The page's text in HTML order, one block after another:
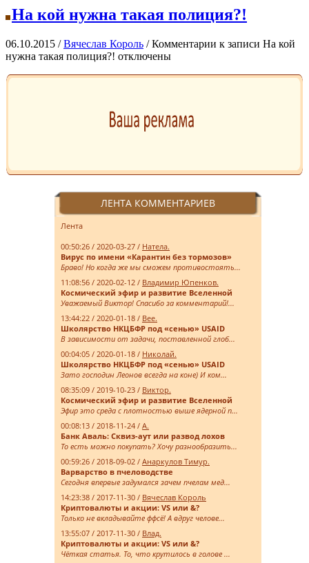
На кой нужна такая полиция?!
06.10.2015 /Вячеслав Король /Комментарии к записи На кой
нужна такая полиция?! отключены
ЛЕНТА КОММЕНТАРИЕВ
Лента
00:50:26 / 2020-03-27 / Натела.
Вирус по имени «Карантин без тормозов»
Браво! Но когда же мы сможем противостоять...
11:08:56 / 2020-02-12 / Владимир Юпенков.
Космический эфир и развитие Вселенной
Уважаемый Виктор! Спасибо за комментарий!...
13:44:22 / 2020-01-18 / Bee.
Школярство НКЦБФР под «сенью» USAID
В зависимости от задачи, поставленной глоб...
00:04:05 / 2020-01-18 / Николай.
Школярство НКЦБФР под «сенью» USAID
Зато господин Леонов всегда на коне) И ком...
08:35:09 / 2019-10-23 / Виктор.
Космический эфир и развитие Вселенной
Эфир это среда с плотностью выше ядерной п...
00:08:13 / 2018-11-24 / А.
Банк Аваль: Сквиз-аут или развод лохов
То есть можно покупать? Хочу разнообразить...
00:59:26 / 2018-09-02 / Анаркулов Тимур.
Варварство в пчеловодстве
Сегодня впервые задумался зачем пчелам мед...
14:23:38 / 2017-11-30 / Вячеслав Король
Криптовалюты и акции: VS или &?
Только не вкладывайте ффсё! А вдруг челове...
13:55:07 / 2017-11-30 / Влад.
Криптовалюты и акции: VS или &?
Чёткая статья. То, что крутилось в голове ...